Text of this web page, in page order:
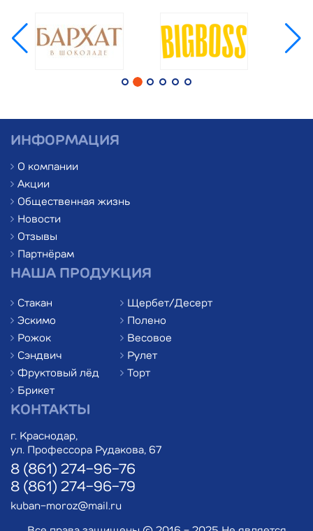
ИНФОРМАЦИЯ
О компании
Акции
Общественная жизнь
Новости
Отзывы
Партнёрам
НАША ПРОДУКЦИЯ
Стакан
Эскимо
Рожок
Сэндвич
Фруктовый лёд
Брикет
Щербет/Десерт
Полено
Весовое
Рулет
Торт
КОНТАКТЫ
г. Краснодар,
ул. Профессора Рудакова, 67
8 (861) 274-96-76
8 (861) 274-96-79
kuban-moroz@mail.ru